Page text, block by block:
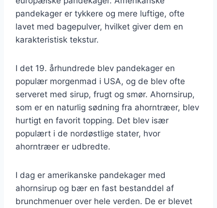
pandekager er tykkere og mere luftige, ofte
lavet med bagepulver, hvilket giver dem en
karakteristisk tekstur.
I det 19. århundrede blev pandekager en
populær morgenmad i USA, og de blev ofte
serveret med sirup, frugt og smør. Ahornsirup,
som er en naturlig sødning fra ahorntræer, blev
hurtigt en favorit topping. Det blev især
populært i de nordøstlige stater, hvor
ahorntræer er udbredte.
I dag er amerikanske pandekager med
ahornsirup og bær en fast bestanddel af
brunchmenuer over hele verden. De er blevet